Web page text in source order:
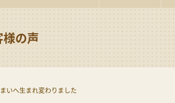
様の声
いへ生まれ変わりました